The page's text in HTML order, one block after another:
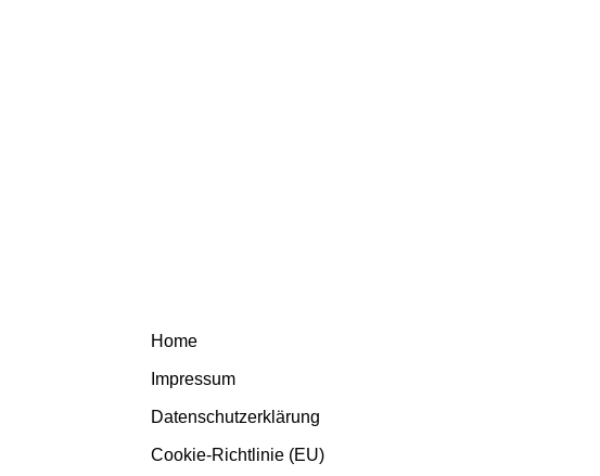
Home
Impressum
Datenschutzerklärung
Cookie-Richtlinie (EU)